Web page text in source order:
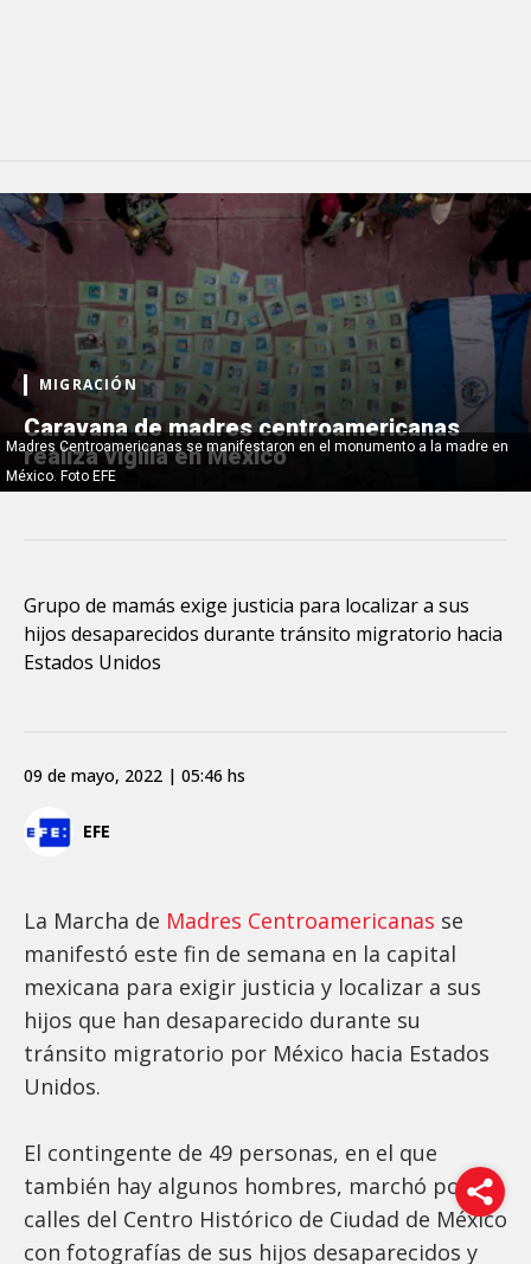
Madres Centroamericanas se manifestaron en el monumento a la madre en
México. Foto EFE
MIGRACIÓN
Caravana de madres centroamericanas
realiza vigilia en México
Grupo de mamás exige justicia para localizar a sus
hijos desaparecidos durante tránsito migratorio hacia
Estados Unidos
EFE
09 de mayo, 2022 | 05:46 hs
La Marcha de Madres Centroamericanas se
manifestó este fin de semana en la capital
mexicana para exigir justicia y localizar a sus
hijos que han desaparecido durante su
tránsito migratorio por México hacia Estados
Unidos.
El contingente de 49 personas, en el que
también hay algunos hombres, marchó por las
calles del Centro Histórico de Ciudad de México
con fotografías de sus hijos desaparecidos y